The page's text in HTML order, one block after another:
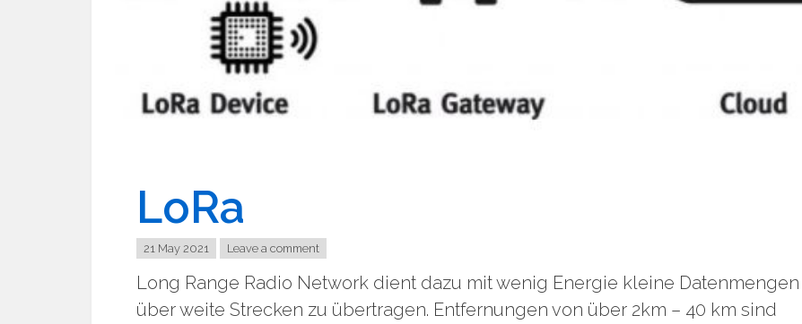
LoRa
21 May 2021 Leave a comment
Long Range Radio Network dient dazu mit wenig Energie kleine Datenmengen
über weite Strecken zu übertragen. Entfernungen von über 2km – 40 km sind